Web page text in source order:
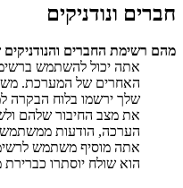
חברים ונודניקים
מהם רשימת החברים והנודניקים
אתה יכול להשתמש
האחרים של המערכת.
שלך ירשמו בלוח הבקרה
את מצב החיבור שלהם
הערכה, הודעות
אתה מוסיף משתמש
הוא שולח יוסתרו